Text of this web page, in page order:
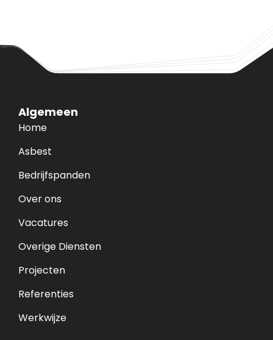
Algemeen
Home
Asbest
Bedrijfspanden
Over ons
Vacatures
Overige Diensten
Projecten
Referenties
Werkwijze